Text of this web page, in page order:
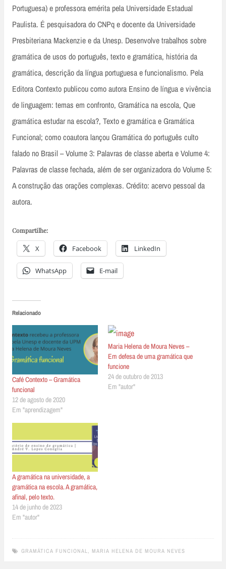
Portuguesa) e professora emérita pela Universidade Estadual
Paulista. É pesquisadora do CNPq e docente da Universidade
Presbiteriana Mackenzie e da Unesp. Desenvolve trabalhos sobre
gramática de usos do português, texto e gramática, história da
gramática, descrição da língua portuguesa e funcionalismo. Pela
Editora Contexto publicou como autora Ensino de língua e vivência
de linguagem: temas em confronto, Gramática na escola, Que
gramática estudar na escola?, Texto e gramática e Gramática
Funcional; como coautora lançou Gramática do português culto
falado no Brasil – Volume 3: Palavras de classe aberta e Volume 4:
Palavras de classe fechada, além de ser organizadora do Volume 5:
A construção das orações complexas. Crédito: acervo pessoal da
autora.
Compartilhe:
X Facebook LinkedIn
WhatsApp E-mail
Relacionado
Café Contexto – Gramática
funcional
12 de agosto de 2020
Em "aprendizagem"
Maria Helena de Moura Neves –
Em defesa de uma gramática que
funcione
24 de outubro de 2013
Em "autor"
A gramática na universidade, a
gramática na escola. A gramática,
afinal, pelo texto.
14 de junho de 2023
Em "autor"
GRAMÁTICA FUNCIONAL, MARIA HELENA DE MOURA NEVES